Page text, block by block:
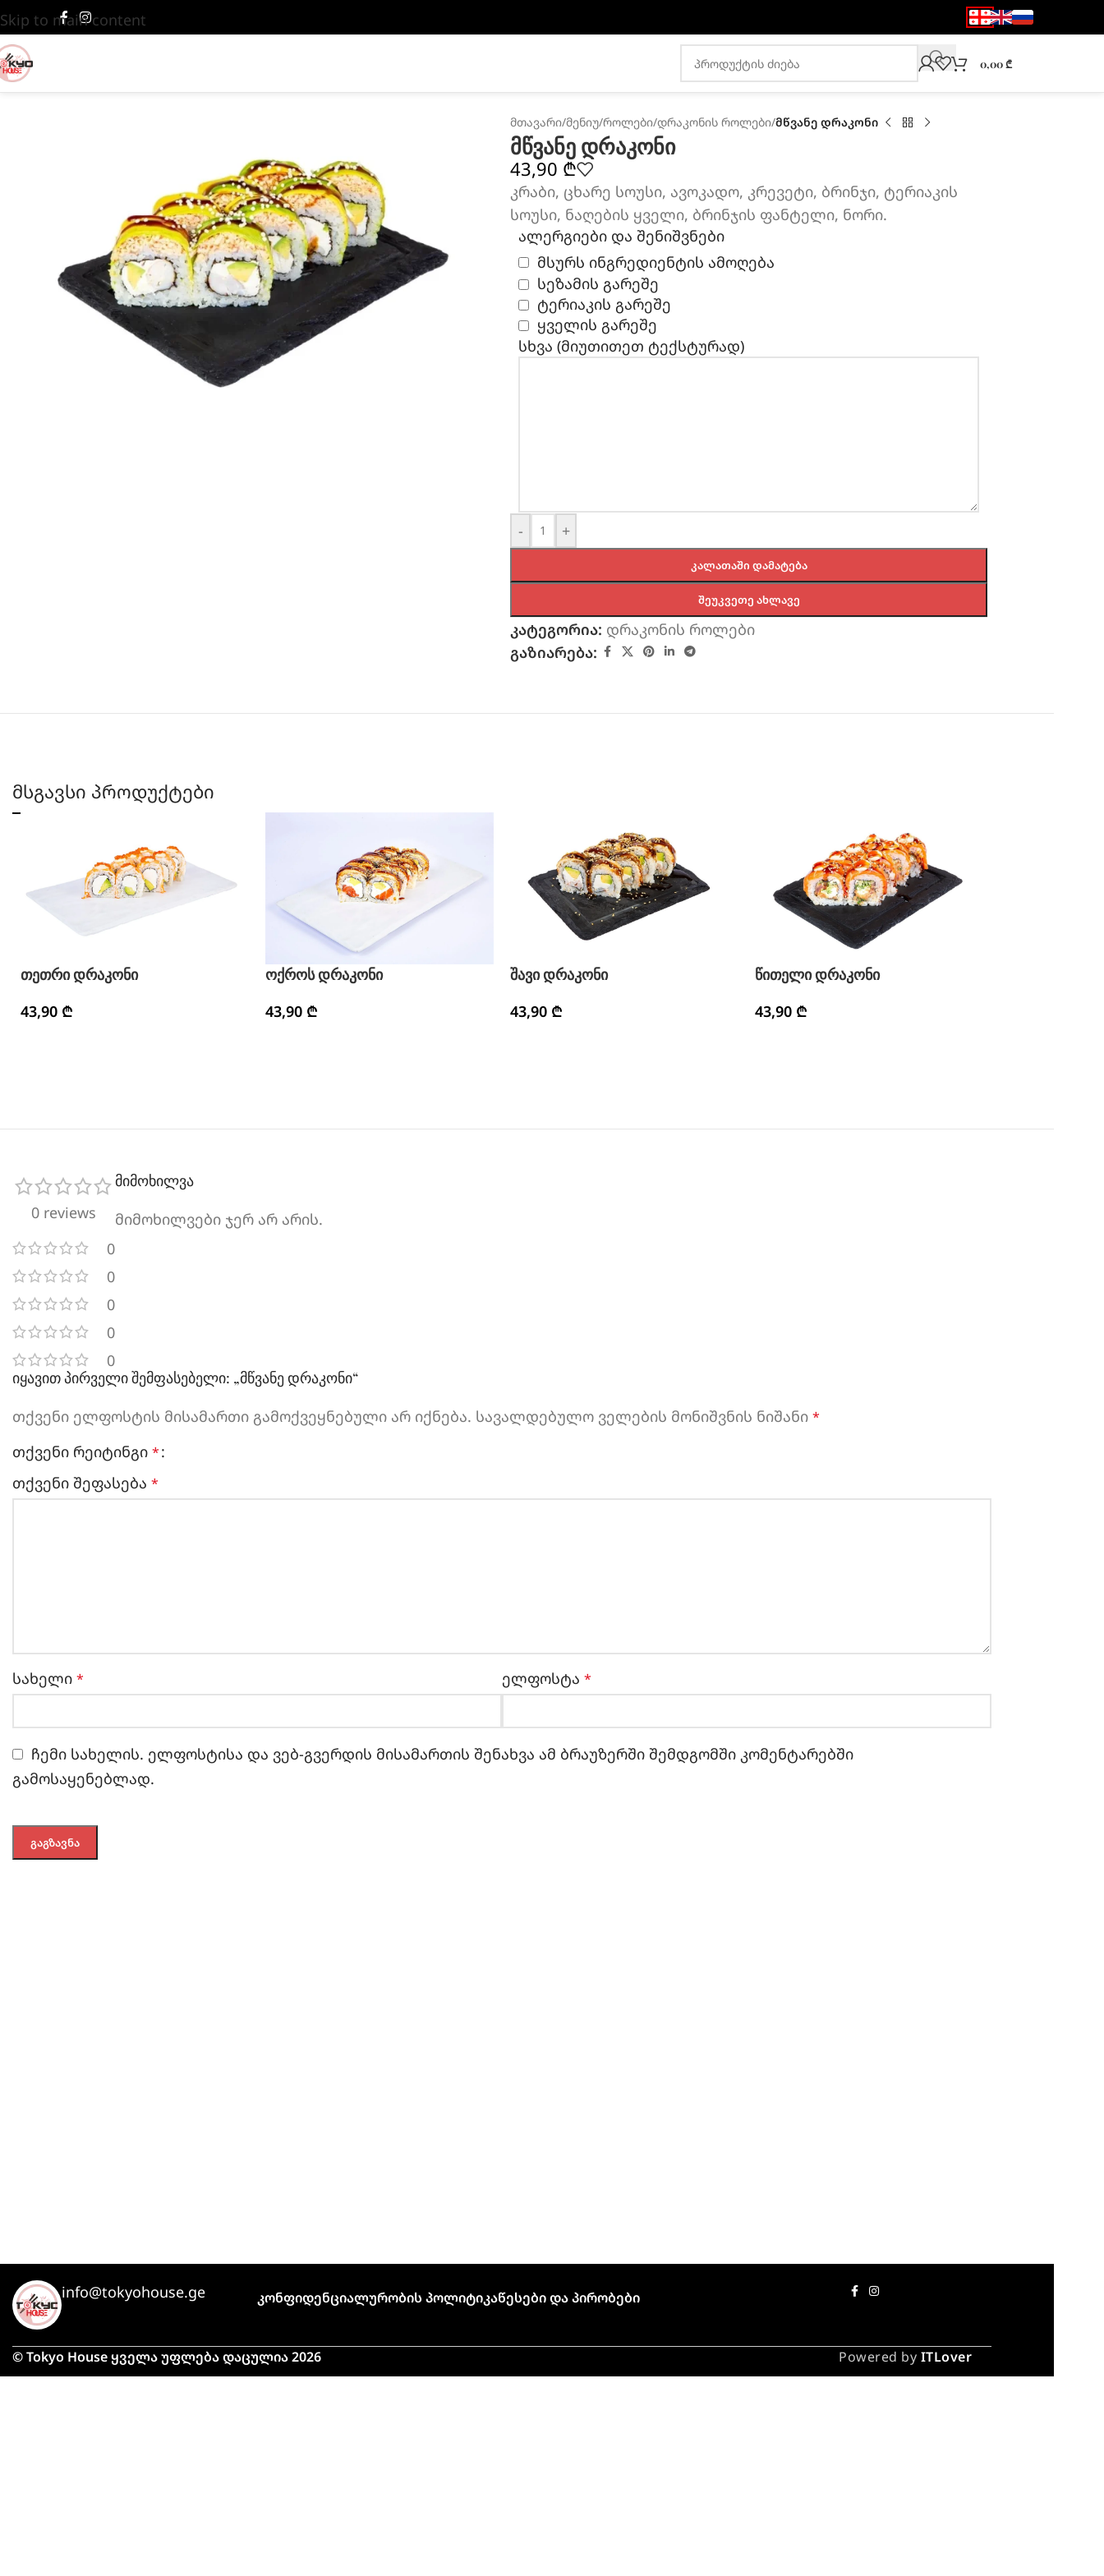
Skip to main content
0,00₾
მთავარი/მენიუ/როლები/დრაკონის როლები/მწვანე დრაკონი
მწვანე დრაკონი
43,90 ₾
კრაბი, ცხარე სოუსი, ავოკადო, კრევეტი, ბრინჯი, ტერიაკის
სოუსი, ნაღების ყველი, ბრინჯის ფანტელი, ნორი.
ალერგიები და შენიშვნები
მსურს ინგრედიენტის ამოღება
სეზამის გარეშე
ტერიაკის გარეშე
ყველის გარეშე
სხვა (მიუთითეთ ტექსტურად)
- +
ᲙᲐᲚᲐᲗᲐᲨᲘ ᲓᲐᲛᲐᲢᲔᲑᲐ
ᲨᲔᲣᲙᲕᲔᲗᲔ ᲐᲮᲚᲐᲕᲔ
კატეგორია: დრაკონის როლები
გაზიარება:
მსგავსი პროდუქტები
თეთრი დრაკონი
43,90 ₾
ოქროს დრაკონი
43,90 ₾
შავი დრაკონი
43,90 ₾
წითელი დრაკონი
43,90 ₾
0 reviews
0
0
0
0
0
მიმოხილვა
მიმოხილვები ჯერ არ არის.
იყავით პირველი შემფასებელი: „მწვანე დრაკონი“
თქვენი ელფოსტის მისამართი გამოქვეყნებული არ იქნება. სავალდებულო ველების მონიშვნის ნიშანი *
თქვენი რეიტინგი *
თქვენი შეფასება *
სახელი * ელფოსტა *
ჩემი სახელის. ელფოსტისა და ვებ-გვერდის მისამართის შენახვა ამ ბრაუზერში შემდგომში კომენტარებში
გამოსაყენებლად.
info@tokyohouse.ge Კონფიდენციალურობის ᲞოლიტიკაᲬესები Და Პირობები
© Tokyo House ყველა უფლება დაცულია 2026 Powered by ITLover